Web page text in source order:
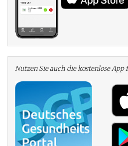
Nutzen Sie auch die kosten­lose App